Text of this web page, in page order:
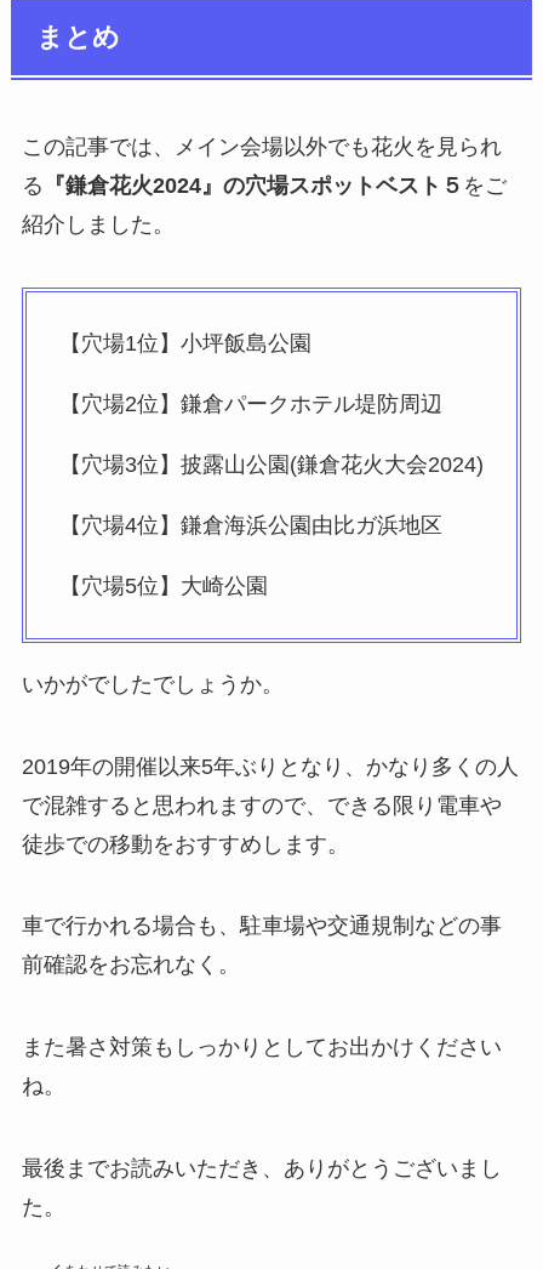
まとめ
この記事では、メイン会場以外でも花火を見られ
る 『鎌倉花火2024』の穴場スポットベスト５ をご
紹介しました。
【穴場1位】小坪飯島公園
【穴場2位】鎌倉パークホテル堤防周辺
【穴場3位】披露山公園(鎌倉花火大会2024)
【穴場4位】鎌倉海浜公園由比ガ浜地区
【穴場5位】大崎公園
いかがでしたでしょうか。
2019年の開催以来5年ぶりとなり、かなり多くの人
で混雑すると思われますので、できる限り電車や
徒歩での移動をおすすめします。
車で行かれる場合も、駐車場や交通規制などの事
前確認をお忘れなく。
また暑さ対策もしっかりとしてお出かけください
ね。
最後までお読みいただき、ありがとうございまし
た。